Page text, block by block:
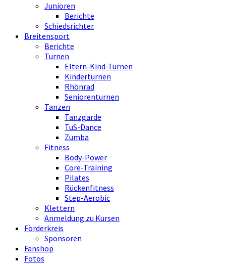
Junioren
Berichte
Schiedsrichter
Breitensport
Berichte
Turnen
Eltern-Kind-Turnen
Kinderturnen
Rhönrad
Seniorenturnen
Tanzen
Tanzgarde
TuS-Dance
Zumba
Fitness
Body-Power
Core-Training
Pilates
Rückenfitness
Step-Aerobic
Klettern
Anmeldung zu Kursen
Förderkreis
Sponsoren
Fanshop
Fotos